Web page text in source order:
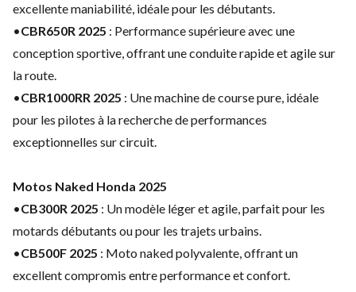
excellente maniabilité, idéale pour les débutants.
•CBR650R 2025 : Performance supérieure avec une
conception sportive, offrant une conduite rapide et agile sur
la route.
•CBR1000RR 2025 : Une machine de course pure, idéale
pour les pilotes à la recherche de performances
exceptionnelles sur circuit.
Motos Naked Honda 2025
•CB300R 2025 : Un modèle léger et agile, parfait pour les
motards débutants ou pour les trajets urbains.
•CB500F 2025 : Moto naked polyvalente, offrant un
excellent compromis entre performance et confort.